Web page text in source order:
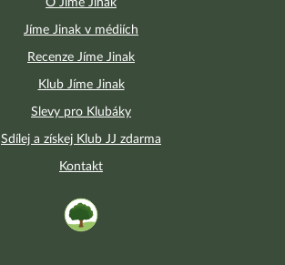
O Jíme Jinak
Jíme Jinak v médiích
Recenze Jíme Jinak
Klub Jíme Jinak
Slevy pro Klubáky
Sdílej a získej Klub JJ zdarma
Kontakt